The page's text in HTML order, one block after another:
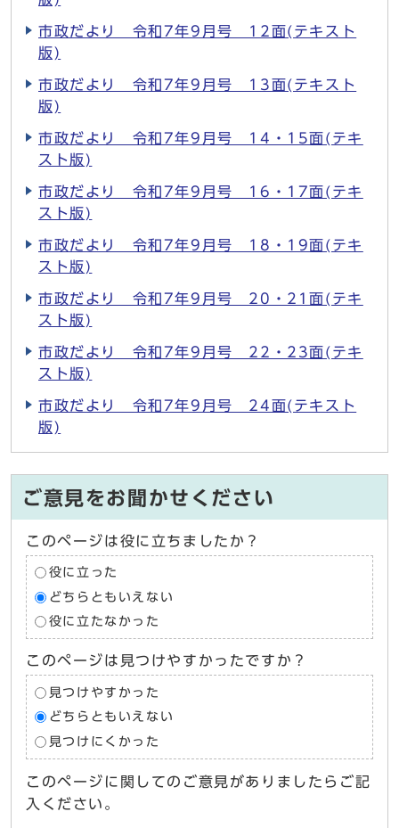
市政だより 令和7年9月号 12面(テキスト
版)
市政だより 令和7年9月号 13面(テキスト
版)
市政だより 令和7年9月号 14・15面(テキ
スト版)
市政だより 令和7年9月号 16・17面(テキ
スト版)
市政だより 令和7年9月号 18・19面(テキ
スト版)
市政だより 令和7年9月号 20・21面(テキ
スト版)
市政だより 令和7年9月号 22・23面(テキ
スト版)
市政だより 令和7年9月号 24面(テキスト
版)
ご意見をお聞かせください
このページは役に立ちましたか？
役に立った
どちらともいえない
役に立たなかった
このページは見つけやすかったですか？
見つけやすかった
どちらともいえない
見つけにくかった
このページに関してのご意見がありましたらご記
入ください。